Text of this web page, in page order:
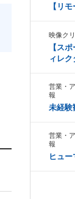
【リ
映像ク
【ス
ィレク
営業・
報
未経験
営業・
報
ヒュー